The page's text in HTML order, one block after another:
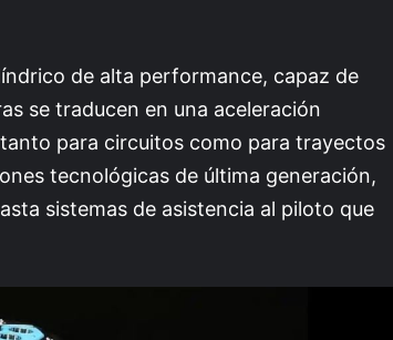
de alta performance, capaz de
se traducen en una aceleración
para circuitos como para trayectos
tecnológicas de última generación,
sistemas de asistencia al piloto que